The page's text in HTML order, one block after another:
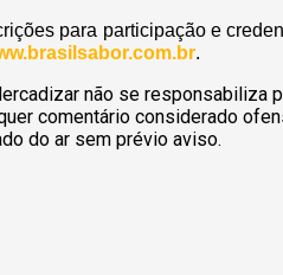
para participação e
.
não se responsabiliza
comentário considerado
do ar sem prévio aviso.